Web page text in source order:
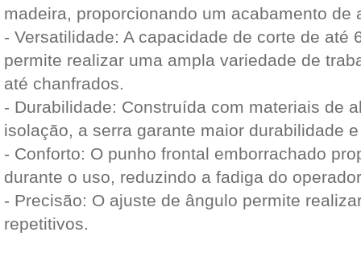
madeira, proporcionando um acabamento de
- Versatilidade: A capacidade de corte de até
permite realizar uma ampla variedade de
até chanfrados.
- Durabilidade: Construída com materiais de
isolação, a serra garante maior durabilidade
- Conforto: O punho frontal emborrachado
durante o uso, reduzindo a fadiga do
- Precisão: O ajuste de ângulo permite
repetitivos.